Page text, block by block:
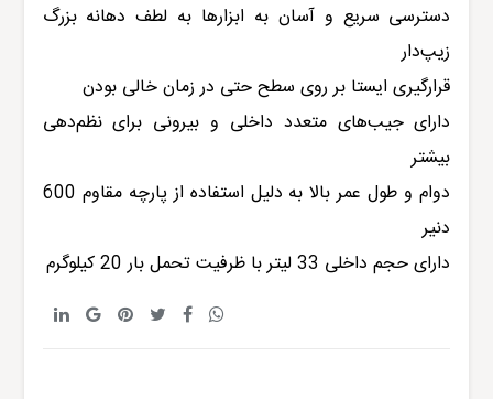
دسترسی سریع و آسان به ابزارها به لطف دهانه بزرگ
زیپ‌دار
قرارگیری ایستا بر روی سطح حتی در زمان خالی بودن
دارای جیب‌های متعدد داخلی و بیرونی برای نظم‌دهی
بیشتر
دوام و طول عمر بالا به دلیل استفاده از پارچه مقاوم 600
دنیر
دارای حجم داخلی 33 لیتر با ظرفیت تحمل بار 20 کیلوگرم